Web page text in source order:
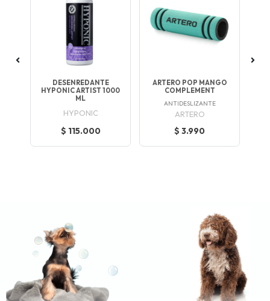
DESENREDANTE
HYPONIC ARTIST 1000
ML
HYPONIC
$ 115.000
ARTERO POP MANGO
COMPLEMENT
ANTIDESLIZANTE
ARTERO
$ 3.990